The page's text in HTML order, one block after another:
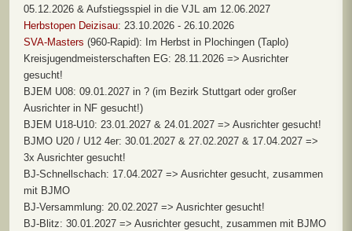
05.12.2026 & Aufstiegsspiel in die VJL am 12.06.2027
Herbstopen Deizisau: 23.10.2026 - 26.10.2026
SVA-Masters (960-Rapid): Im Herbst in Plochingen (Taplo)
Kreisjugendmeisterschaften EG: 28.11.2026 => Ausrichter
gesucht!
BJEM U08: 09.01.2027 in ? (im Bezirk Stuttgart oder großer
Ausrichter in NF gesucht!)
BJEM U18-U10: 23.01.2027 & 24.01.2027 => Ausrichter gesucht!
BJMO U20 / U12 4er: 30.01.2027 & 27.02.2027 & 17.04.2027 =>
3x Ausrichter gesucht!
BJ-Schnellschach: 17.04.2027 => Ausrichter gesucht, zusammen
mit BJMO
BJ-Versammlung: 20.02.2027 => Ausrichter gesucht!
BJ-Blitz: 30.01.2027 => Ausrichter gesucht, zusammen mit BJMO